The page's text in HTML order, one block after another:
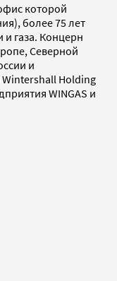
которой
более 75 лет
газа. Концерн
Северной
и
Wintershall Holding
WINGAS и